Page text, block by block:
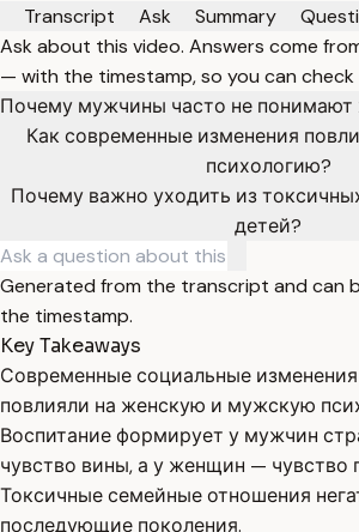
Transcript
Ask Summary
Ask about this video. Answers come
— with the timestamp, so you can check
Почему мужчины часто не
Как современные изменения
психологию?
Почему важно уходить из
детей?
Generated from the transcript and can
the timestamp.
Key Takeaways
Современные социальные изменения
повлияли на женскую и мужскую
Воспитание формирует у мужчин
чувство вины, а у женщин — чувство
Токсичные семейные отношения
последующие поколения.